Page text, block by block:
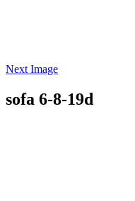
Next Image
sofa 6-8-19d